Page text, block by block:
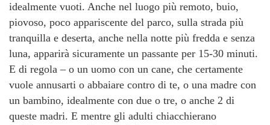
idealmente vuoti. Anche nel luogo più remoto, buio,
piovoso, poco appariscente del parco, sulla strada più
tranquilla e deserta, anche nella notte più fredda e senza
luna, apparirà sicuramente un passante per 15-30 minuti.
E di regola – o un uomo con un cane, che certamente
vuole annusarti o abbaiare contro di te, o una madre con
un bambino, idealmente con due o tre, o anche 2 di
queste madri. E mentre gli adulti chiacchierano